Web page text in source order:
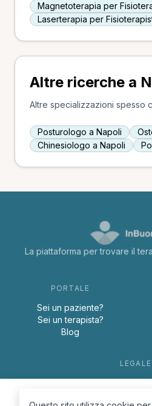
Magnetoterapia per
Laserterapia per
Altre ricerche a
Altre specializzazioni spesso
Posturologo a Napoli
Chinesiologo a Napoli
La piattaforma per trovare il
PORTALE
Sei un paziente?
Sei un terapista?
Blog
LEGALE